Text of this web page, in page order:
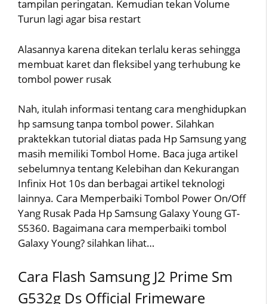
tampilan peringatan. Kemudian tekan Volume
Turun lagi agar bisa restart
Alasannya karena ditekan terlalu keras sehingga
membuat karet dan fleksibel yang terhubung ke
tombol power rusak
Nah, itulah informasi tentang cara menghidupkan
hp samsung tanpa tombol power. Silahkan
praktekkan tutorial diatas pada Hp Samsung yang
masih memiliki Tombol Home. Baca juga artikel
sebelumnya tentang Kelebihan dan Kekurangan
Infinix Hot 10s dan berbagai artikel teknologi
lainnya. Cara Memperbaiki Tombol Power On/Off
Yang Rusak Pada Hp Samsung Galaxy Young GT-
S5360. Bagaimana cara memperbaiki tombol
Galaxy Young? silahkan lihat…
Cara Flash Samsung J2 Prime Sm
G532g Ds Official Frimeware